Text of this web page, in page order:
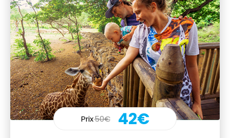
Prix50€ 42€